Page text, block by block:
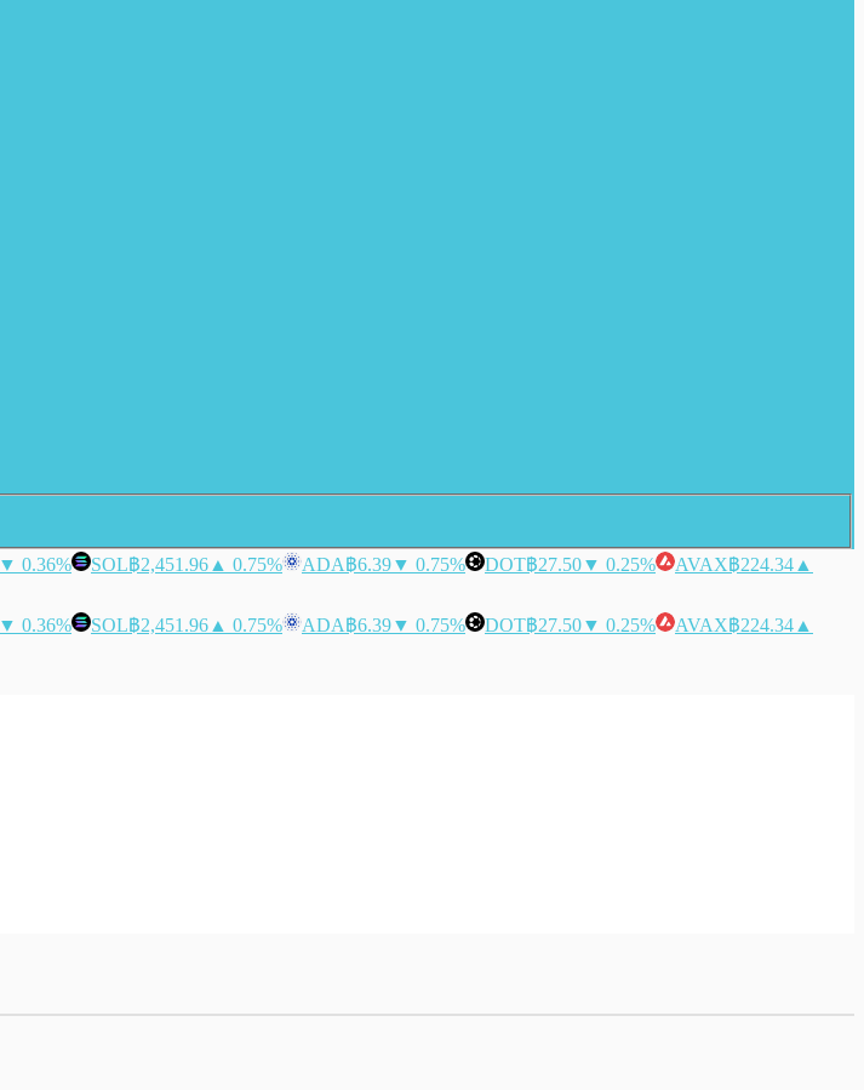
▼ 0.36% SOL฿2,451.96 ▲ 0.75% ADA฿6.39▼ 0.75% DOT฿27.50▼ 0.25% AVAX฿224.34 ▲
▼ 0.36% SOL฿2,451.96 ▲ 0.75% ADA฿6.39▼ 0.75% DOT฿27.50▼ 0.25% AVAX฿224.34 ▲